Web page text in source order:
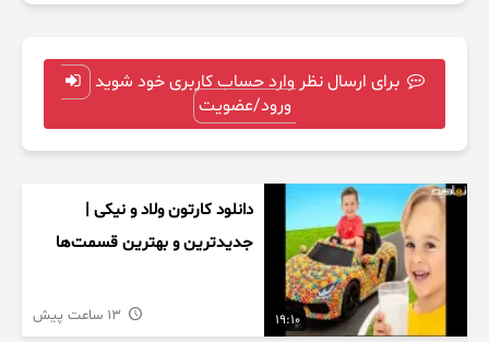
برای ارسال نظر وارد حساب کاربری خود شوید
ورود/عضویت
19:10
دانلود کارتون ولاد و نیکی |
جدیدترین و بهترین قسمت‌ها